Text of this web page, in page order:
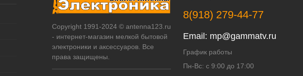
Copyright 1991-2024 © antenna123.ru
- интернет-магазин мелкой бытовой
электроники и аксессуаров. Все
права защищены.
8(918) 279-44-77
Email: mp@gammatv.ru
График работы
Пн-Вс: с 9:00 до 17:00